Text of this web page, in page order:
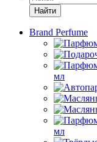
Найти
Brand Perfume
мл
мл